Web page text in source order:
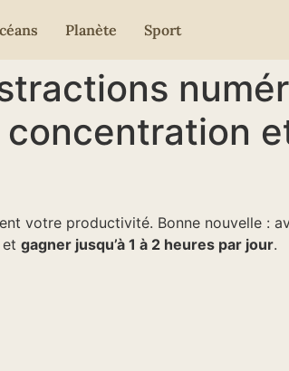
Planète Sport
votre productivité. Bonne nouvelle :
gagner jusqu’à 1 à 2 heures par jour.